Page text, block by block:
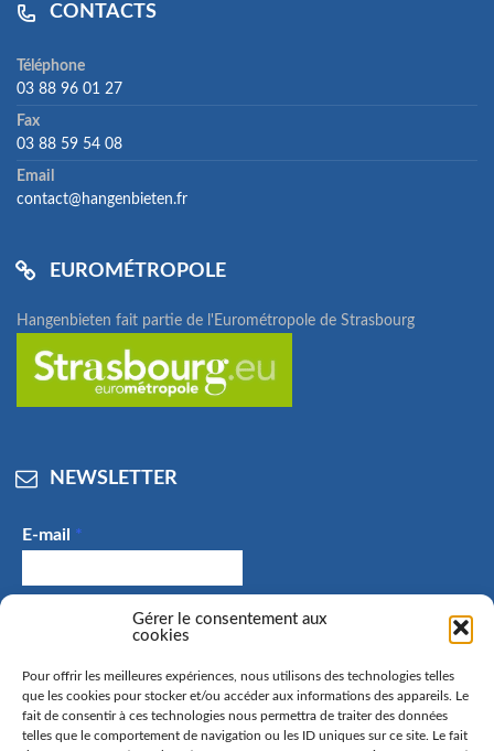
Gérer le consentement aux
cookies
Pour offrir les meilleures expériences, nous utilisons des technologies telles
que les cookies pour stocker et/ou accéder aux informations des appareils. Le
fait de consentir à ces technologies nous permettra de traiter des données
telles que le comportement de navigation ou les ID uniques sur ce site. Le fait
CONTACTS
Téléphone
03 88 96 01 27
Fax
03 88 59 54 08
Email
contact@hangenbieten.fr
EUROMÉTROPOLE
Hangenbieten fait partie de l'Eurométropole de Strasbourg
NEWSLETTER
E-mail *
J'accepte de recevoir des e-mails et confirme avoir
pris connaissance de la politique de confidentialité.